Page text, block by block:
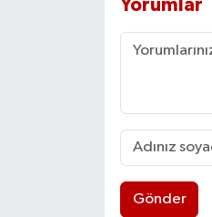
Yorumlar
Gönder